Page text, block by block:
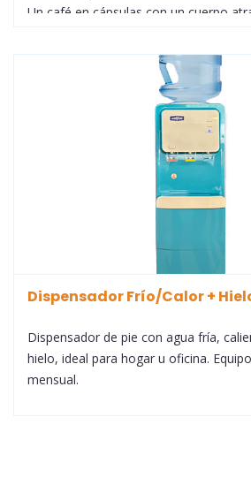
Un café en cápsulas con un cuerpo
ausencia de cafeína. En definitiva,
la elección perfecta para aquellos que
descafeinado que tenga el carácter
Dispensador Frío/Calor +
Dispensador de pie con agua fría,
hielo, ideal para hogar u oficina.
mensual.